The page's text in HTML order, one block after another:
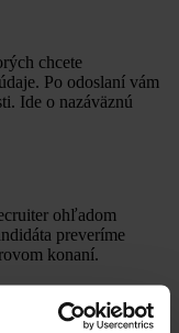
chcete
Po odoslaní vám
Ide o nazáväznú
ohľadom
preveríme
konaní.